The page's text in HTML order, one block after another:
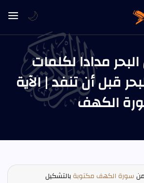
مدادا لكلمات
قبل أن تنفد | الآية
سورة الكهف مكتوبةبالتشكيل
🌙